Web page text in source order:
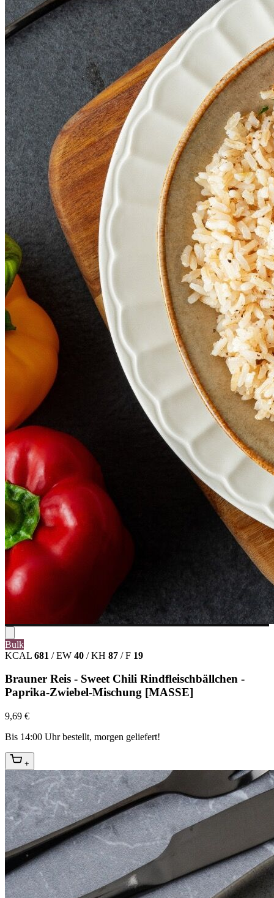
Bulk
KCAL 681 / EW 40 / KH 87 / F 19
Brauner Reis - Sweet Chili Rindfleischbällchen -
Paprika-Zwiebel-Mischung [MASSE]
9,69 €
Bis 14:00 Uhr bestellt, morgen geliefert!
+